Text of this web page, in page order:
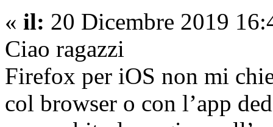
« il: 20 Dicembre 2019
Ciao ragazzi
Firefox per iOS non mi
col browser o con l’app